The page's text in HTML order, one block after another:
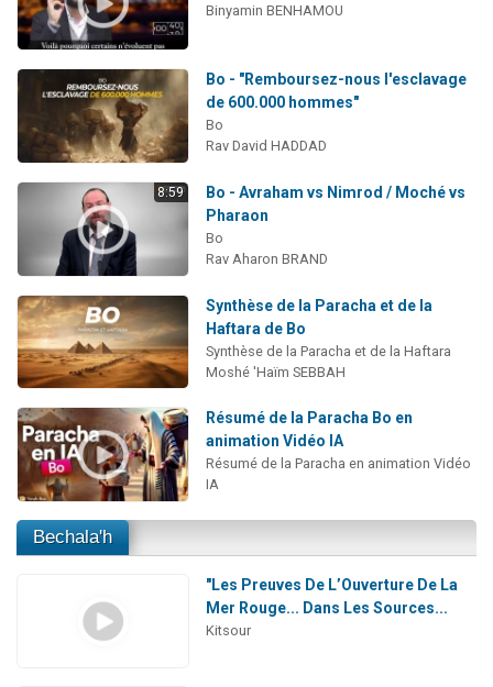
Binyamin BENHAMOU
Bo - "Remboursez-nous l'esclavage
de 600.000 hommes"
Bo
Rav David HADDAD
8:59
Bo - Avraham vs Nimrod / Moché vs
Pharaon
Bo
Rav Aharon BRAND
Synthèse de la Paracha et de la
Haftara de Bo
Synthèse de la Paracha et de la Haftara
Moshé 'Haïm SEBBAH
Résumé de la Paracha Bo en
animation Vidéo IA
Résumé de la Paracha en animation Vidéo
IA
Bechala'h
"Les Preuves De L’Ouverture De La
Mer Rouge... Dans Les Sources...
Kitsour